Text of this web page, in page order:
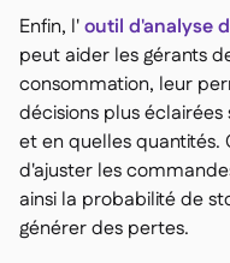
Enfin, l'outil d'analyse
peut aider les gérants
consommation, leur
décisions plus
et en quelles
d'ajuster les
ainsi la probabilité de
générer des pertes.